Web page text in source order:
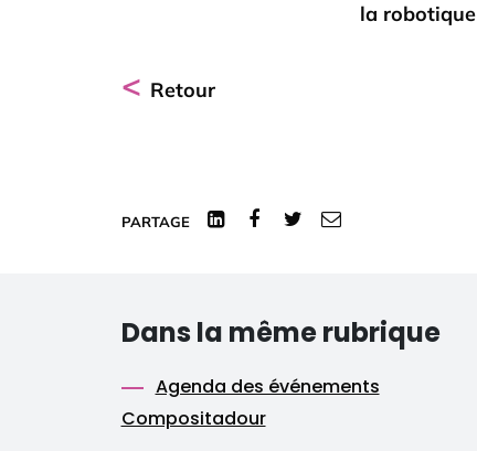
la robotique
< Retour
PARTAGE
LinkedFacebook
TwitterCourriel
Dans la même rubrique
Agenda des événements
Compositadour